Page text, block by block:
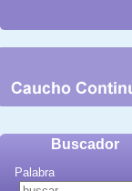
Buscador
Palabra